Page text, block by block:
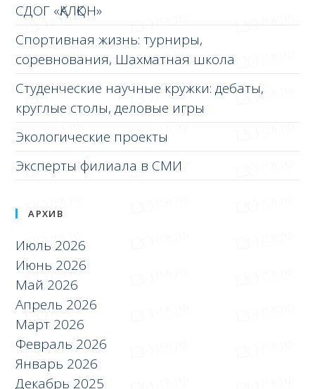
СДОГ «ҚАЛҚОН»
Спортивная жизнь: турниры,
соревнования, Шахматная школа
Студенческие научные кружки: дебаты,
круглые столы, деловые игры
Экологические проекты
Эксперты филиала в СМИ
АРХИВ
Июль 2026
Июнь 2026
Май 2026
Апрель 2026
Март 2026
Февраль 2026
Январь 2026
Декабрь 2025